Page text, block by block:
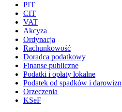
PIT
CIT
VAT
Akcyza
Ordynacja
Rachunkowość
Doradca podatkowy
Finanse publiczne
Podatki i opłaty lokalne
Podatek od spadków i darowizn
Orzeczenia
KSeF